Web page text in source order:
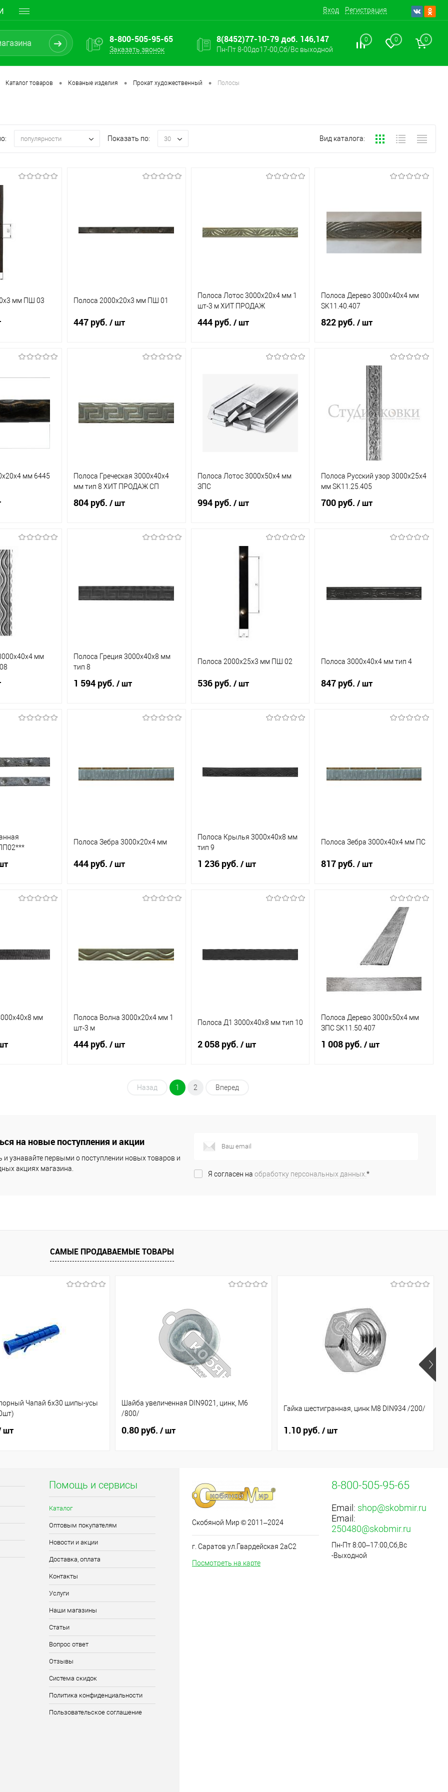
Вход Регистрация
8-800-505-95-65
Заказать звонок
8(8452)77-10-79 доб. 146,147
Пн-Пт 8-00до17-00,Сб/Вс выходной
0 0 0
Каталог товаров • Кованые изделия • Прокат художественный • Полосы
популярности Показать по: 30 Вид каталога:
мм ПШ 03
сравнению
В наличии
Полоса 2000х20х3 мм ПШ 01
447 руб. / шт
сравнению
В избранное
В наличии
Полоса Лотос 3000х20х4 мм 1
шт-3 м ХИТ ПРОДАЖ
444 руб. / шт
Купить в 1 клик
К
сравнению
В избранное
В наличии
(2)
Полоса Дерево 3000х40х4 мм
SK11.40.407
822 руб. / шт
В корзину
Купить в 1 клик
сравнению
В избранное
В наличии
(3)
мм 6445
сравнению
(13)
Полоса Греческая 3000х40х4
мм тип 8 ХИТ ПРОДАЖ СП
804 руб. / шт
В избранное
В наличии
Полоса Лотос 3000х50х4 мм
ЗПС
994 руб. / шт
В корзину
сравнению
(3)
Полоса Русский узор 3000х25х4
мм SK11.25.405
700 руб. / шт
В избранное
В наличии
мм
сравнению
В наличии
(9)
Полоса Греция 3000х40х8 мм
тип 8
1 594 руб. / шт
В избранное
В наличии
Полоса 2000х25х3 мм ПШ 02
536 руб. / шт
В избранное
В наличии
Полоса 3000х40х4 мм тип 4
847 руб. / шт
В избранное
В наличии
В наличии
Полоса Зебра 3000х20х4 мм
444 руб. / шт
В избранное
В наличии
Полоса Крылья 3000х40х8 мм
тип 9
1 236 руб. / шт
В избранное
В наличии
Полоса Зебра 3000х40х4 мм ПС
817 руб. / шт
В корзину
К
сравнению
В избранное
В наличии
мм
В наличии
Полоса Волна 3000х20х4 мм 1
шт-3 м
444 руб. / шт
В корзину
В избранное
В наличии
Полоса Д1 3000х40х8 мм тип 10
2 058 руб. / шт
В корзину
Полоса Дерево 3000х50х4 мм
ЗПС SK11.50.407
1 008 руб. / шт
Назад 1 2 Вперед
на новые поступления и акции
и узнавайте первыми о поступлении новых товаров и
акциях магазина.
Я согласен на обработку персональных данных. *
САМЫЕ ПРОДАВАЕМЫЕ ТОВАРЫ
Чапай 6х30 шипы-усы
шт
Шайба увеличенная DIN9021, цинк, М6
/800/
0.80 руб. / шт
Гайка шестигранная, цинк М8 DIN934 /200/
1.10 руб. / шт
Помощь и сервисы
Каталог
Оптовым покупателям
Новости и акции
Доставка, оплата
Контакты
Услуги
Наши магазины
Статьи
Вопрос ответ
Отзывы
Система скидок
Политика конфиденциальности
Пользовательское соглашение
Скобяной Мир © 2011–2024
г. Саратов ул.Гвардейская 2аС2
Посмотреть на карте
8-800-505-95-65
Email: shop@skobmir.ru
Email:
250480@skobmir.ru
Пн-Пт 8:00–17:00,Сб,Вс
-Выходной